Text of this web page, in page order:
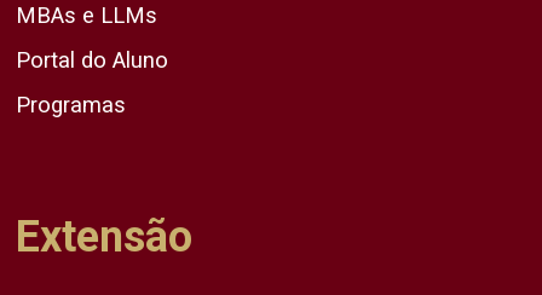
MBAs e LLMs
Portal do Aluno
Programas
Extensão